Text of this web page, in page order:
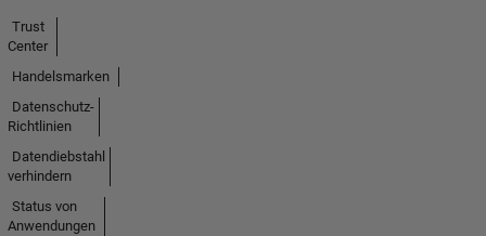
Trust
Center
Handelsmarken
Datenschutz-
Richtlinien
Datendiebstahl
verhindern
Status von
Anwendungen